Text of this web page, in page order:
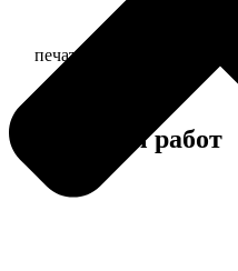
печать фото на холсте
Примеры работ